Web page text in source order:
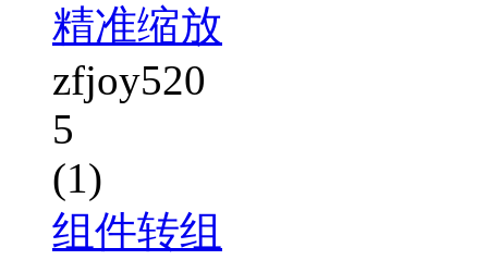
精准缩放
zfjoy520
5
(1)
组件转组